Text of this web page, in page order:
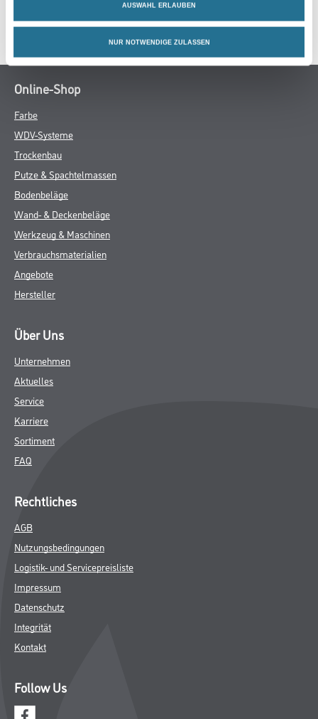
AUSWAHL ERLAUBEN
NUR NOTWENDIGE ZULASSEN
SPEZIFIKATIONEN
Online-Shop
Farbe
WDV-Systeme
Trockenbau
Putze & Spachtelmassen
Bodenbeläge
Wand- & Deckenbeläge
Werkzeug & Maschinen
Verbrauchsmaterialien
Angebote
Hersteller
Über Uns
Unternehmen
Aktuelles
Service
Karriere
Sortiment
FAQ
Rechtliches
AGB
Nutzungsbedingungen
Logistik- und Servicepreisliste
Impressum
Datenschutz
Integrität
Kontakt
Follow Us